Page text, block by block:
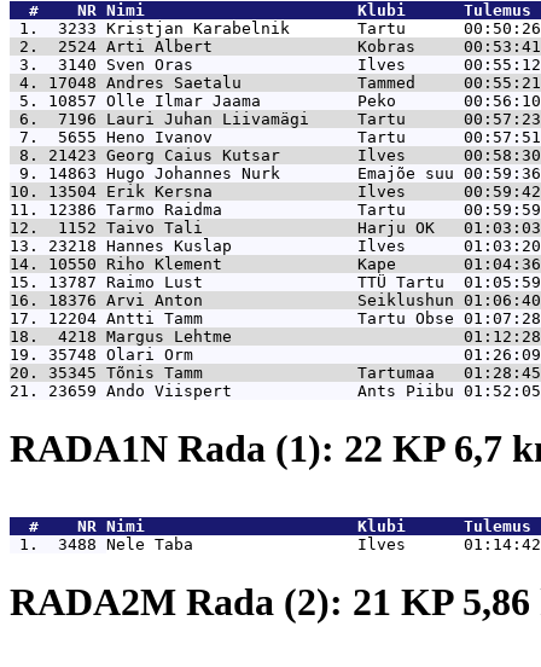
  #    NR
Nimi                      Klubi
1.  3233 Kristjan Karabelnik       Tartu      00:50:26
2.  2524 Arti Albert               Kobras     00:53:41
3.  3140 Sven Oras                 Ilves      00:55:12
4. 17048 Andres Saetalu            Tammed     00:55:21
5. 10857 Olle Ilmar Jaama          Peko       00:56:10
6.  7196 Lauri Juhan Liivamägi     Tartu      00:57:23
7.  5655 Heno Ivanov               Tartu      00:57:51
8. 21423 Georg Caius Kutsar        Ilves      00:58:30
9. 14863 Hugo Johannes Nurk        Emajõe suu
10. 13504 Erik Kersna               Ilves      00:59:42
11. 12386 Tarmo Raidma              Tartu      00:59:59
12.  1152 Taivo Tali                Harju OK   01:03:03
13. 23218 Hannes Kuslap             Ilves      01:03:20
14. 10550 Riho Klement              Kape       01:04:36
15. 13787 Raimo Lust                TTÜ Tartu  01:05:59
16. 18376 Arvi Anton                Seiklushun 01:06:40
17. 12204 Antti Tamm                Tartu Obse 01:07:28
18.  4218 Margus Lehtme                        01:12:28
19. 35748 Olari Orm                            01:26:09
20. 35345 Tõnis Tamm                Tartumaa   01:28:45
21. 23659 Ando Viispert             Ants Piibu 01:52:05
RADA1N Rada (1): 22 KP 6,7
  #    NR
Nimi                      Klubi
1.  3488 Nele Taba                 Ilves      01:14:42
RADA2M Rada (2): 21 KP